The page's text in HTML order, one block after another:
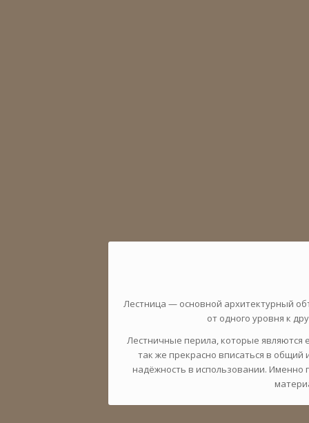
Лестница — основной архитектурный
от одного уровня к
Лестничные перила, которые являются
так же прекрасно вписаться в
надёжность в использовании.